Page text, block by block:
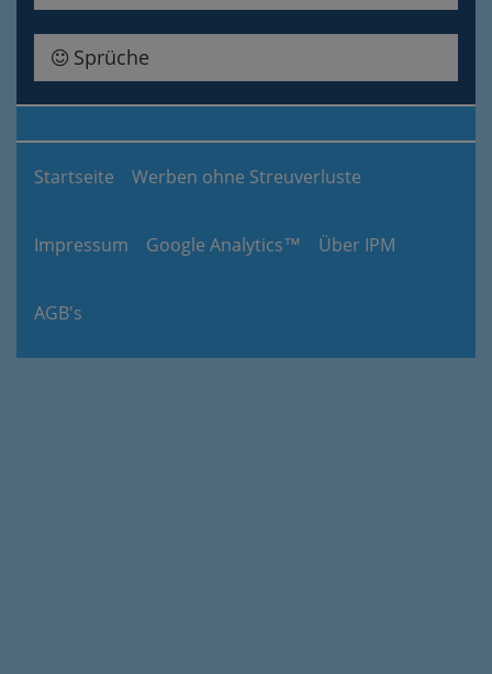
Sprüche
Startseite Werben ohne Streuverluste
Impressum Google Analytics™ Über IPM
AGB's